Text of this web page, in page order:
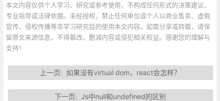
本文内容仅供个人学习、研究或参考使用，不构成任何形式的决策建议、
专业指导或法律依据。未经授权，禁止任何单位或个人以商业售卖、虚假
宣传、侵权传播等非学习研究目的使用本文内容。如需分享或转载，请保
留原文来源信息，不得篡改、删减内容或侵犯相关权益。感谢您的理解与
支持！
上一页:如果没有virtual dom，react会怎样？
下一页:Js中null和undefined的区别